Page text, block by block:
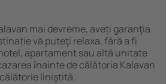
mai devreme, aveți garanţia
vă puteţi relaxa, fără a fi
apartament sau altă unitate
înainte de călătoria Kalavan
liniştită.